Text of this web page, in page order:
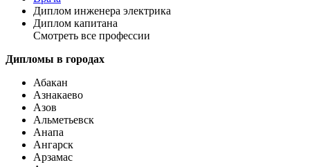
Диплом инженера электрика
Диплом капитана
Смотреть все профессии
Дипломы в городах
Абакан
Азнакаево
Азов
Альметьевск
Анапа
Ангарск
Арзамас